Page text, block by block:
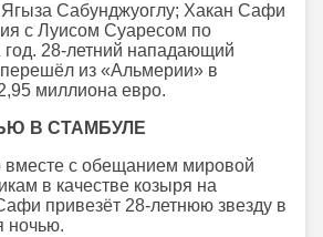
Сабунджуоглу; Хакан Сафи
с Луисом Суаресом по
год. 28-летний нападающий
из «Альмерии» в
миллиона евро.
В СТАМБУЛЕ
вместе с обещанием мировой
в качестве козыря на
привезёт 28-летнюю звезду в
ночью.